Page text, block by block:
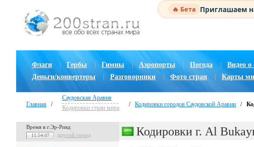
🔥 Бета Приглашаем
Флаги Гербы Гимны | Аэропорты Погода | Видео о
Деньги/конвертеры
Разговорники Фото стран Карты
Главная /
Саудовская Аравия
Кодировки стран мира
/ Кодировки городов Саудовской Аравии /
Время в г.Эр-Рияд
11:54:07 другой город Кодировки г. Al